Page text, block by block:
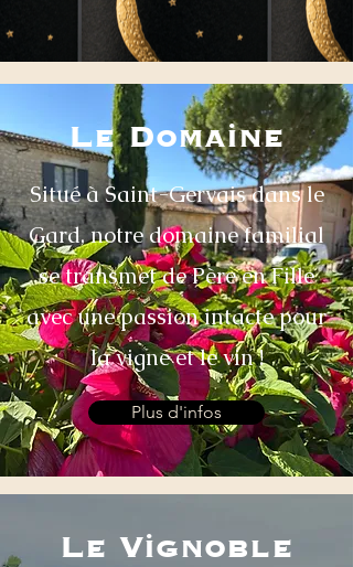
Le Domaine
Situé à Saint-Gervais dans le
Gard, notre domaine familial
se transmet de Père en Fille
avec une passion intacte pour
la vigne et le vin !
Plus d'infos
Le Vignoble